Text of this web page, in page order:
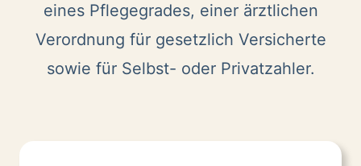
eines Pflegegrades, einer ärztlichen
Verordnung für gesetzlich Versicherte
sowie für Selbst- oder Privatzahler.